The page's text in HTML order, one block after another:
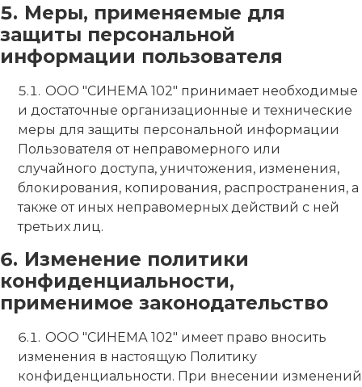
Меры, применяемые для
защиты персональной
информации пользователя
ООО "СИНЕМА 102" принимает необходимые
и достаточные организационные и технические
меры для защиты персональной информации
Пользователя от неправомерного или
случайного доступа, уничтожения, изменения,
блокирования, копирования, распространения, а
также от иных неправомерных действий с ней
третьих лиц.
Изменение политики
конфиденциальности,
применимое законодательство
ООО "СИНЕМА 102" имеет право вносить
изменения в настоящую Политику
конфиденциальности. При внесении изменений